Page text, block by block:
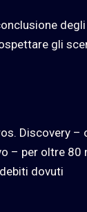
gli
Discovery –
– per oltre 80
dovuti